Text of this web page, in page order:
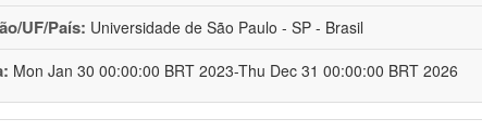
UF/País: Universidade de São Paulo - SP - Brasil
Mon Jan 30 00:00:00 BRT 2023-Thu Dec 31 00:00:00 BRT 2026